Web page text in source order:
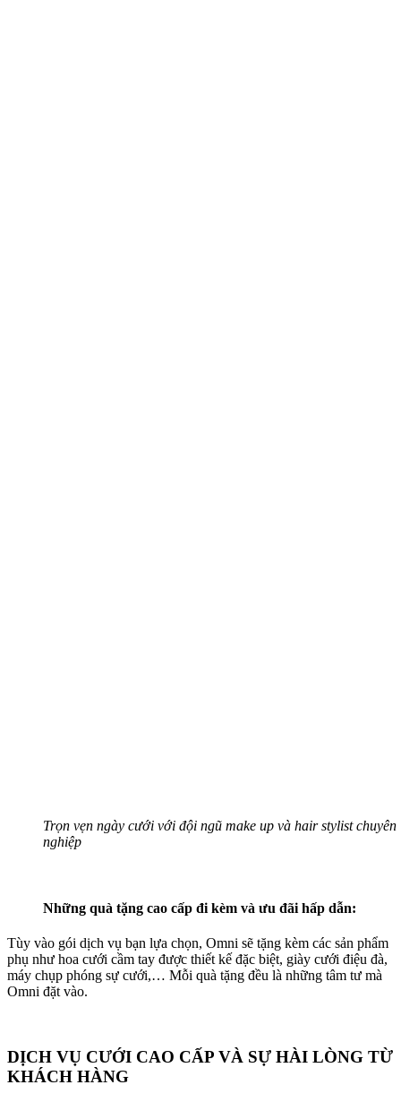
Trọn vẹn ngày cưới với đội ngũ make up và hair stylist chuyên
nghiệp
Những quà tặng cao cấp đi kèm và ưu đãi hấp dẫn:
Tùy vào gói dịch vụ bạn lựa chọn, Omni sẽ tặng kèm các sản phẩm
phụ như hoa cưới cầm tay được thiết kế đặc biệt, giày cưới điệu đà,
máy chụp phóng sự cưới,… Mỗi quà tặng đều là những tâm tư mà
Omni đặt vào.
DỊCH VỤ CƯỚI CAO CẤP VÀ SỰ HÀI LÒNG TỪ
KHÁCH HÀNG